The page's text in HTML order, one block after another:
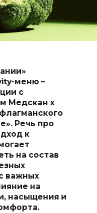
меню –
с
Медскан x
Речь про
к
на состав
важных
на
насыщения и